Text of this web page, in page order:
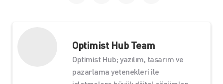
Optimist Hub Team
Optimist Hub; yazılım, tasarım ve
pazarlama yetenekleri ile